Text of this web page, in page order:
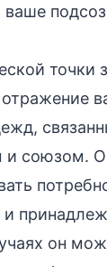
ваше
точки
отражение
и союзом.
и
он